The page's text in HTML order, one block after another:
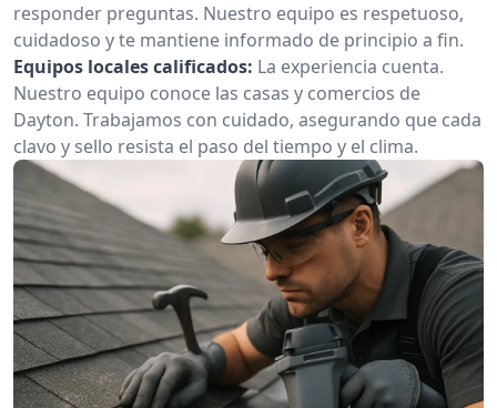
responder preguntas. Nuestro equipo es respetuoso,
cuidadoso y te mantiene informado de principio a fin.
Equipos locales calificados: La experiencia cuenta.
Nuestro equipo conoce las casas y comercios de
Dayton. Trabajamos con cuidado, asegurando que cada
clavo y sello resista el paso del tiempo y el clima.